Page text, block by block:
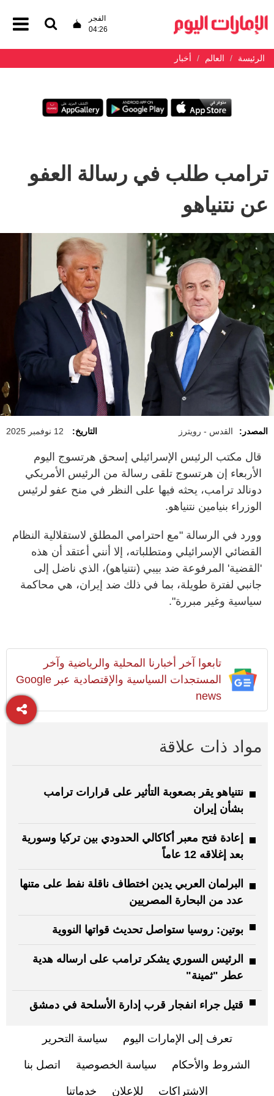
الفجر
04:26
الرئيسة العالم أخبار
ترامب طلب في رسالة العفو
عن نتنياهو
المصدر: القدس - رويترز التاريخ: 12 نوفمبر 2025
قال مكتب الرئيس الإسرائيلي إسحق هرتسوج اليوم
الأربعاء إن هرتسوج تلقى رسالة من الرئيس الأمريكي
دونالد ترامب، يحثه فيها على النظر في منح عفو لرئيس
الوزراء بنيامين نتنياهو.
وورد في الرسالة "مع احترامي المطلق لاستقلالية النظام
القضائي الإسرائيلي ومتطلباته، إلا أنني أعتقد أن هذه
'القضية' المرفوعة ضد بيبي (نتنياهو)، الذي ناضل إلى
جانبي لفترة طويلة، بما في ذلك ضد إيران، هي محاكمة
سياسية وغير مبررة".
تابعوا آخر أخبارنا المحلية والرياضية وآخر
المستجدات السياسية والإقتصادية عبر Google
news
مواد ذات علاقة
نتنياهو يقر بصعوبة التأثير على قرارات ترامب
بشأن إيران
إعادة فتح معبر أكاكالي الحدودي بين تركيا وسورية
بعد إغلاقه 12 عاماً
البرلمان العربي يدين اختطاف ناقلة نفط على متنها
عدد من البحارة المصريين
بوتين: روسيا ستواصل تحديث قواتها النووية
الرئيس السوري يشكر ترامب على ارساله هدية
عطر "ثمينة"
قتيل جراء انفجار قرب إدارة الأسلحة في دمشق
تعرف إلى الإمارات اليوم سياسة التحرير
الشروط والأحكام سياسة الخصوصية اتصل بنا
الاشتراكات للإعلان خدماتنا